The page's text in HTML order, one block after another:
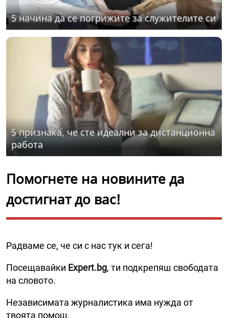
5 начина да се погрижите за служителите си
5 признака, че сте идеални за дистанционна
работа
Помогнете на новините да
достигнат до вас!
Радваме се, че си с нас тук и сега!
Посещавайки Expert.bg, ти подкрепяш свободата
на словото.
Независимата журналистика има нужда от
твоята помощ.